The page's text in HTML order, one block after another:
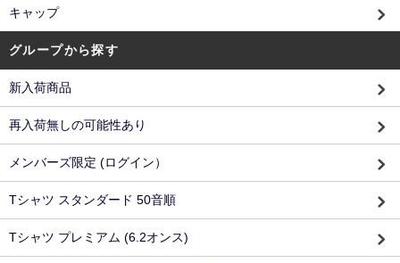
キャップ
グループから探す
新入荷商品
再入荷無しの可能性あり
メンバーズ限定 (ログイン）
Tシャツ スタンダード 50音順
Tシャツ プレミアム (6.2オンス)